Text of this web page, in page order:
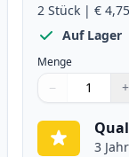
2 Stück | € 4,75
Auf Lager
Menge
Verwenden
− +
1
3